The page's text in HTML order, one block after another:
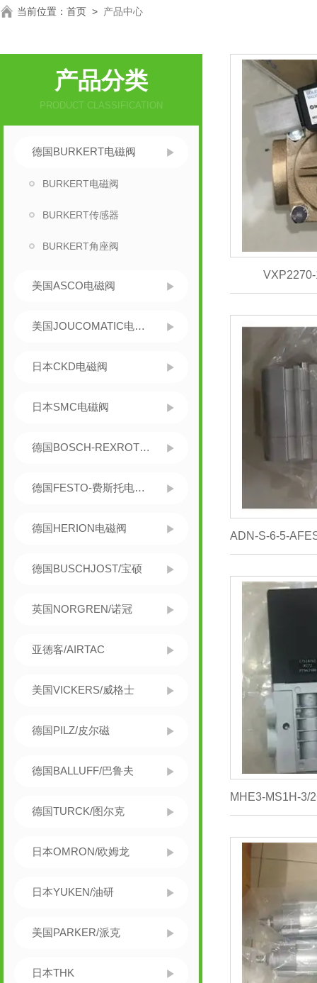
当前位置： 首页 > 产品中心
产品分类
PRODUCT CLASSIFICATION
德国BURKERT电磁阀
BURKERT电磁阀
BURKERT传感器
BURKERT角座阀
美国ASCO电磁阀
美国JOUCOMATIC电磁阀
日本CKD电磁阀
日本SMC电磁阀
德国BOSCH-REXROTH力士乐
德国FESTO-费斯托电磁阀
德国HERION电磁阀
德国BUSCHJOST/宝硕
英国NORGREN/诺冠
亚德客/AIRTAC
美国VICKERS/威格士
德国PILZ/皮尔磁
德国BALLUFF/巴鲁夫
德国TURCK/图尔克
日本OMRON/欧姆龙
日本YUKEN/油研
美国PARKER/派克
日本THK